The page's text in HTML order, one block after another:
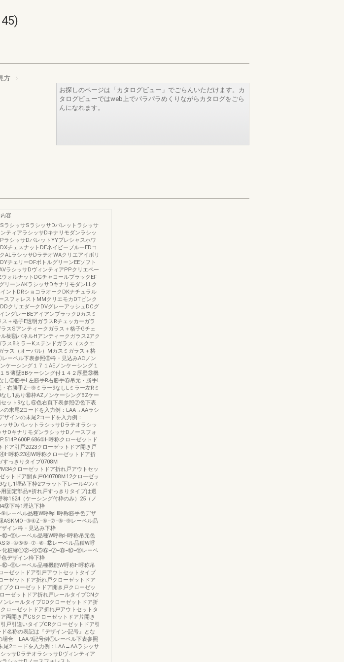
方
お探しのページは「カタログビュー」でごらんいただけます。カ
タログビューではweb上でパラパラめくりながらカタログをごら
んになれます。
容
ラシッサSラシッサDパレットラシッサ
ティアラシッサDキナリモダンラシッ
ラシッサDパレットYYプレシャスホワ
チェスナットDEネイビーブルーEDコ
ALラシッサDラテオWAクリエアイボリ
チェリーDFボトルグリーンEEソフト
ラシッサDヴィンティアPPクリエペー
ォルナットDGチャコールブラックEF
リーンAKラシッサDキナリモダンLLク
ントDRショコラオークDKナチュラル
スフォレストMMクリエモカDTピンク
クリエダークDVグレーアッシュDCグ
ングレーBEアイアンブラックDカスミ
＋格子E透明ガラスRチェッカーガラ
スSアンティークガラス＋格子Gチェ
樹脂パネルHアンティークガラス2アク
ス8ミラーKステンドガラス（スクエ
ラス（オーバル）Mカスミガラス＋格
ーベル下表参照⑧枠・見込みACノン
ケーシング１７１AEノンケーシング１
５薄壁BBケーシング付１４２厚壁③機
し⑤勝手L左勝手R右勝手⑥吊元・勝手L
・右勝手Z—⑨ミラー9なしLミラー左Rミ
し1あり⑩枠AZノンケーシングBZケー
ット9なし⑥色右頁下表参照⑦色下表
の末尾2コードを入力例：LAA→AAラシ
ザインの末尾2コードを入力例：
サDパレットラシッサDラテオラシッ
DキナリモダンラシッサDノースフォ
呼称クローゼットド
ドア引戸2023クローゼットドア開き戸
呼称23④W呼称クローゼットドア折
っきりタイプ0708Ｍ
クローゼットドア折れ戸アウトセッ
ットドア開き戸040708Ｍ12クローゼッ
し1埋込下枠2フラット下レール4ツバ
固定部品※折れ戸すっきりタイプは選
1624（ケーシング付枠のみ）25（ノ
下枠1埋込下枠
ベル品種W呼称H呼称勝手色デザ
縁ASKMO−③④Z−⑥−⑦−⑧−⑨レーベル品
イン枠・見込み下枠
ーベル品種W呼称H呼称吊元色
AS②−④⑤⑥−⑦−⑧−⑫レーベル品種W呼
ン化粧縁①②−④⑤⑥−⑦−⑧−⑩−⑪レーベ
デザイン枠下枠
ーベル品種機能W呼称H呼称吊
ーゼットドア引戸アウトセットタイプ
ーゼットドア折れ戸クローゼットドア
プクローゼットドア開き戸クローゼッ
ーゼットドア折れ戸レールタイプCNク
ンレールタイプCDクローゼットドア折
ローゼットドア折れ戸アウトセットタ
両開き戸CSクローゼットドア片開き
戸引違いタイプCRクローゼットドア引
名称の表記は『デザイン-記号』とな
場合 LAA-9記号例①レーベル下表参照
尾2コードを入力例：LAA→AAラシッサ
ッサDラテオラシッサDヴィンティア